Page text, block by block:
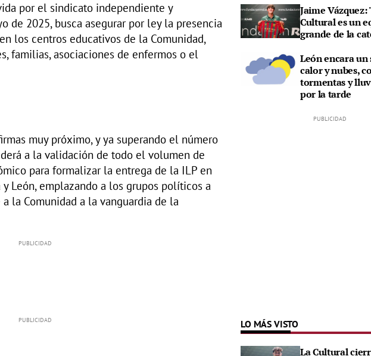
por el sindicato independiente y
de 2025, busca asegurar por ley la presencia
los centros educativos de la Comunidad,
familias, asociaciones de enfermos o el
muy próximo, y ya superando el número
a la validación de todo el volumen de
para formalizar la entrega de la ILP en
León, emplazando a los grupos políticos a
la Comunidad a la vanguardia de la
Jaime Vázquez:
Cultural es un
grande de la
León encara un
calor y nubes,
tormentas y
por la tarde
LO MÁS VISTO
La Cultural